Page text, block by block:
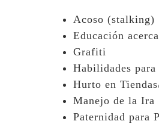
Acoso (stalking)
Educación
Grafiti
Habilidades para
Hurto en
Manejo de la Ira
Paternidad para